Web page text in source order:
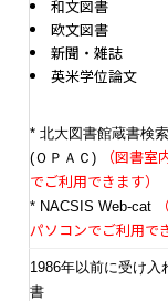
和文図書
欧文図書
新聞・雑誌
英米学位論文
* 北大図書館蔵書検
(ＯＰＡＣ)
（図書室
でご利用できます）
* NACSIS Web-cat
パソコンでご利用で
1986年以前に受け入
書